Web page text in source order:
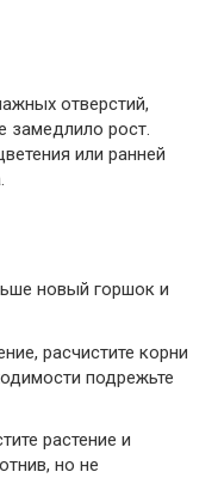
отверстий,
замедлило рост.
или ранней
новый горшок и
расчистите корни
подрежьте
растение и
но не